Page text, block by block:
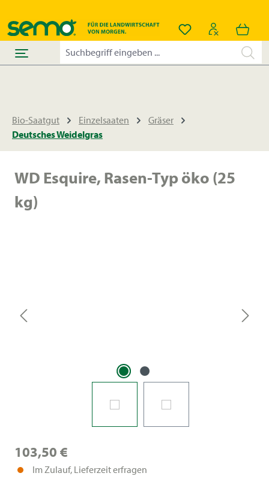
Du hast 0
Bio-Saatgut Einzelsaaten
Gräser
Deutsches Weidelgras
WD Esquire, Rasen-Typ öko (25
kg)
103,50 €
Im Zulauf, Lieferzeit erfragen